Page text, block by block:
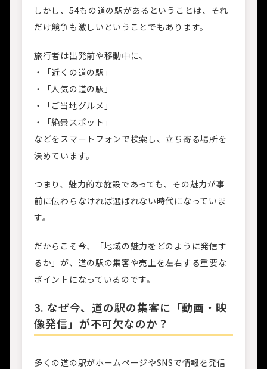
しかし、54もの道の駅があるということは、それ
だけ競争も激しいということでもあります。
旅行者は出発前や移動中に、
・「近くの道の駅」
・「人気の道の駅」
・「ご当地グルメ」
・「絶景スポット」
などをスマートフォンで検索し、立ち寄る場所を
決めています。
つまり、魅力的な施設であっても、その魅力が事
前に伝わらなければ選ばれない時代になっていま
す。
だからこそ今、「地域の魅力をどのように発信す
るか」が、道の駅の集客や売上を左右する重要な
ポイントになっているのです。
3. なぜ今、道の駅の集客に「動画・映
像発信」が不可欠なのか？
多くの道の駅がホームページやSNSで情報を発信